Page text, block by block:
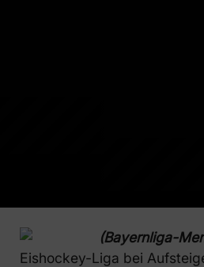
(Bayernliga-
Eishockey-Liga bei